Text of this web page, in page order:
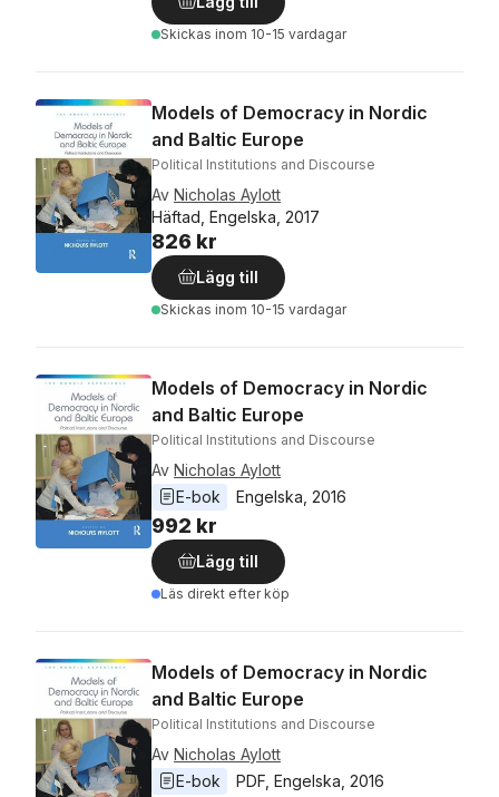
Skickas inom 10-15 vardagar
Models of Democracy in Nordic
and Baltic Europe
Political Institutions and Discourse
Av Nicholas Aylott
Häftad, Engelska, 2017
826 kr
Lägg till
Skickas inom 10-15 vardagar
Models of Democracy in Nordic
and Baltic Europe
Political Institutions and Discourse
Av Nicholas Aylott
E-bok
Engelska 2016
992 kr
Lägg till
Läs direkt efter köp
Models of Democracy in Nordic
and Baltic Europe
Political Institutions and Discourse
Av Nicholas Aylott
E-bok
PDF Engelska 2016